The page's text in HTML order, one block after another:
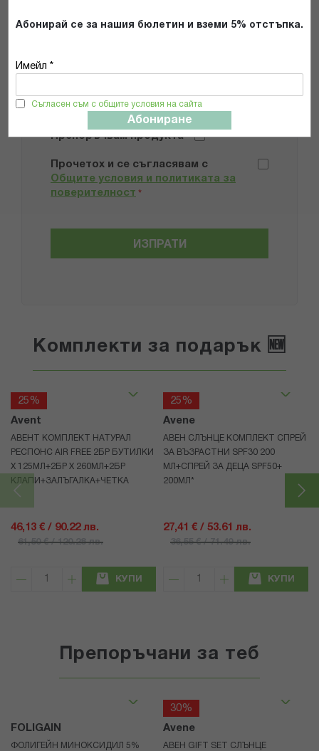
Абонирай се за нашия бюлетин и вземи 5% отстъпка.
Имейл *
Съгласен съм с общите условия на сайта
Абониране
Препоръчвам продукта
Прочетох и се съгласявам с
Общите условия и политиката за
поверителност *
ИЗПРАТИ
Комплекти за подарък 🆕
25%
Avent
АВЕНТ КОМПЛЕКТ НАТУРАЛ
РЕСПОНС AIR FREE 2БР БУТИЛКИ
Х 125МЛ+2БР Х 260МЛ+2БР
КЛАПИ+ЗАЛЪГАЛКА+ЧЕТКА
46,13 € / 90.22 лв.
61,50 € / 120.28 лв.
КУПИ
25%
Avene
АВЕН СЛЪНЦЕ КОМПЛЕКТ СПРЕЙ
ЗА ВЪЗРАСТНИ SPF30 200
МЛ+СПРЕЙ ЗА ДЕЦА SPF50+
200МЛ*
27,41 € / 53.61 лв.
36,55 € / 71.49 лв.
КУПИ
Препоръчани за теб
FOLIGAIN
ФОЛИГЕЙН МИНОКСИДИЛ 5%
30%
Avene
АВЕН GIFT SET СЛЪНЦЕ